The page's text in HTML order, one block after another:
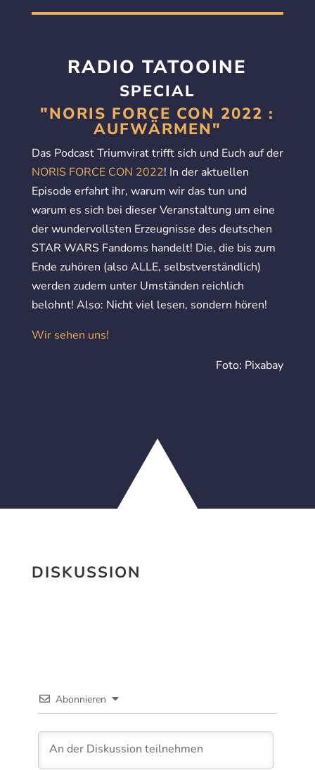
RADIO TATOOINE
SPECIAL
"NORIS FORCE CON 2022 :
AUFWÄRMEN"
Das Podcast Triumvirat trifft sich und Euch auf der
NORIS FORCE CON 2022! In der aktuellen
Episode erfahrt ihr, warum wir das tun und
warum es sich bei dieser Veranstaltung um eine
der wundervollsten Erzeugnisse des deutschen
STAR WARS Fandoms handelt! Die, die bis zum
Ende zuhören (also ALLE, selbstverständlich)
werden zudem unter Umständen reichlich
belohnt! Also: Nicht viel lesen, sondern hören!
Wir sehen uns!
Foto: Pixabay
DISKUSSION
Abonnieren